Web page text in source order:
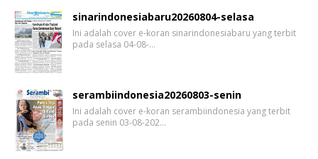
sinarindonesiabaru20260804-selasa
Ini adalah cover e-koran sinarindonesiabaru yang terbit
pada selasa 04-08-…
serambiindonesia20260803-senin
Ini adalah cover e-koran serambiindonesia yang terbit
pada senin 03-08-202…